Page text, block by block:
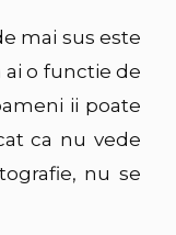
mai sus este
o functie de
ii poate
ca nu vede
nu se